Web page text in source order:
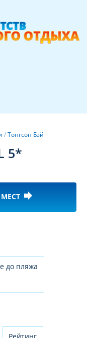
/Тонгсон Бэй
5*
forward
до пляжа